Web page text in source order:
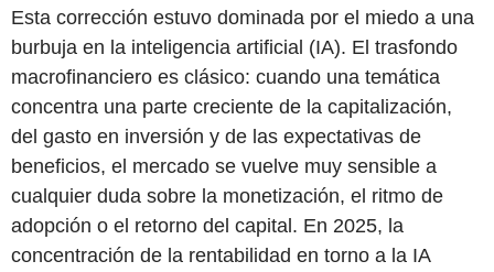
Esta corrección estuvo dominada por el miedo a una
burbuja en la inteligencia artificial (IA). El trasfondo
macrofinanciero es clásico: cuando una temática
concentra una parte creciente de la capitalización,
del gasto en inversión y de las expectativas de
beneficios, el mercado se vuelve muy sensible a
cualquier duda sobre la monetización, el ritmo de
adopción o el retorno del capital. En 2025, la
concentración de la rentabilidad en torno a la IA